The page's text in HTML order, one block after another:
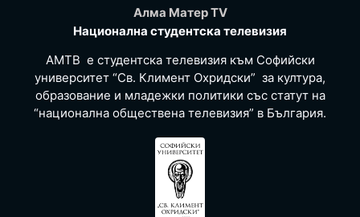
Алма Матер TV
Национална студентска телевизия
АМТВ е студентска телевизия към Софийски
университет “Св. Климент Охридски” за култура,
образование и младежки политики със статут на
“национална обществена телевизия” в България.